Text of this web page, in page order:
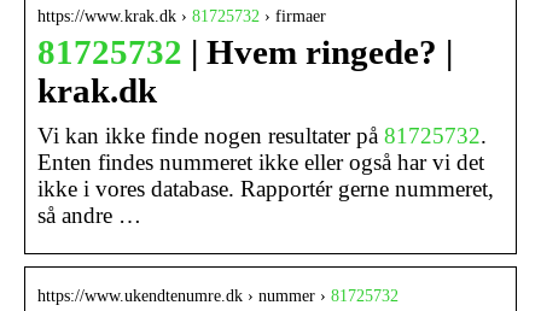
https://www.krak.dk › 81725732 › firmaer
81725732 | Hvem ringede? |
krak.dk
Vi kan ikke finde nogen resultater på 81725732.
Enten findes nummeret ikke eller også har vi det
ikke i vores database. Rapportér gerne nummeret,
så andre …
https://www.ukendtenumre.dk › nummer › 81725732